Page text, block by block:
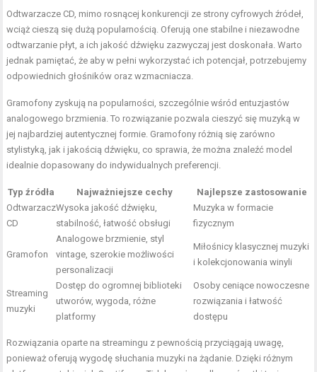
Odtwarzacze CD, mimo rosnącej konkurencji ze strony cyfrowych źródeł,
wciąż cieszą się dużą popularnością. Oferują one stabilne i niezawodne
odtwarzanie płyt, a ich jakość dźwięku zazwyczaj jest doskonała. Warto
jednak pamiętać, że aby w pełni wykorzystać ich potencjał, potrzebujemy
odpowiednich głośników oraz wzmacniacza.
Gramofony zyskują na popularności, szczególnie wśród entuzjastów
analogowego brzmienia. To rozwiązanie pozwala cieszyć się muzyką w
jej najbardziej autentycznej formie. Gramofony różnią się zarówno
stylistyką, jak i jakością dźwięku, co sprawia, że można znaleźć model
idealnie dopasowany do indywidualnych preferencji.
Typ źródła Najważniejsze cechy
Najlepsze zastosowanie
Odtwarzacz
CD
Wysoka jakość dźwięku,
stabilność, łatwość obsługi
Muzyka w formacie
fizycznym
Gramofon
Analogowe brzmienie, styl
vintage, szerokie możliwości
personalizacji
Miłośnicy klasycznej muzyki
i kolekcjonowania winyli
Streaming
muzyki
Dostęp do ogromnej biblioteki
utworów, wygoda, różne
platformy
Osoby ceniące nowoczesne
rozwiązania i łatwość
dostępu
Rozwiązania oparte na streamingu z pewnością przyciągają uwagę,
ponieważ oferują wygodę słuchania muzyki na żądanie. Dzięki różnym